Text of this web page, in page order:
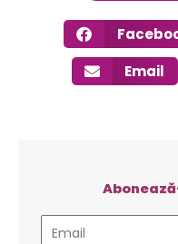
Email
Email